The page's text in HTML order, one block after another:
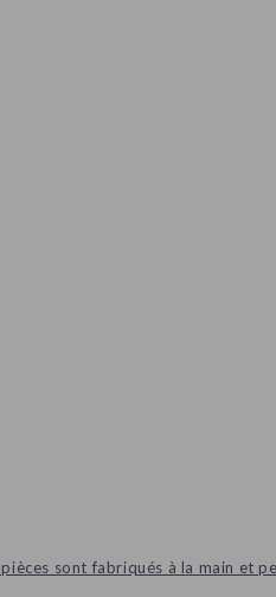
sont fabriqués à la main et